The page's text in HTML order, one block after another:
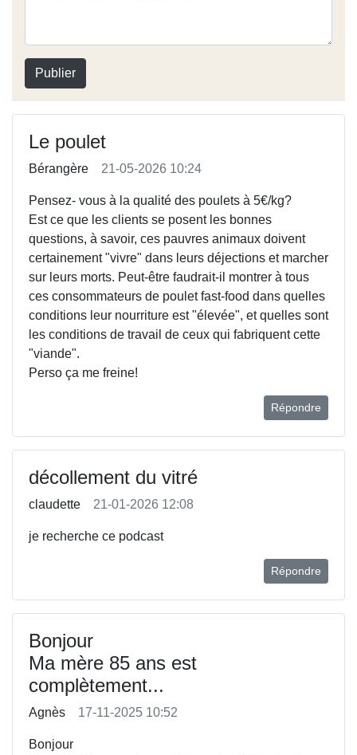
Publier
Le poulet
Bérangère 21-05-2026 10:24
Pensez- vous à la qualité des poulets à 5€/kg?
Est ce que les clients se posent les bonnes
questions, à savoir, ces pauvres animaux doivent
certainement "vivre" dans leurs déjections et marcher
sur leurs morts. Peut-être faudrait-il montrer à tous
ces consommateurs de poulet fast-food dans quelles
conditions leur nourriture est "élevée", et quelles sont
les conditions de travail de ceux qui fabriquent cette
"viande".
Perso ça me freine!
Répondre
décollement du vitré
claudette 21-01-2026 12:08
je recherche ce podcast
Répondre
Bonjour
Ma mère 85 ans est
complètement...
Agnès 17-11-2025 10:52
Bonjour